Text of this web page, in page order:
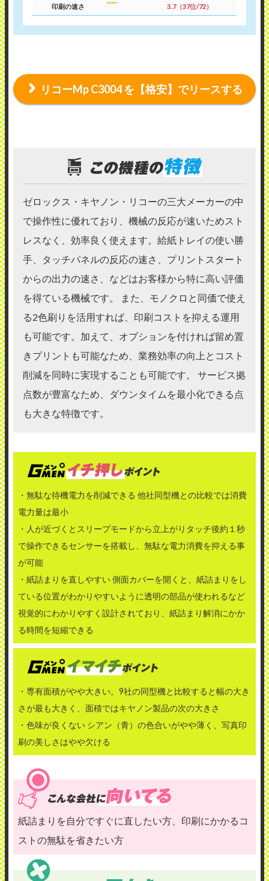
印刷の速さ 3.7（37位/72）
リコーMp C3004 を【格安】でリースする
ゼロックス・キヤノン・リコーの三大メーカーの中
で操作性に優れており、機械の反応が速いためスト
レスなく、効率良く使えます。給紙トレイの使い勝
手、タッチパネルの反応の速さ、プリントスタート
からの出力の速さ、などはお客様から特に高い評価
を得ている機械です。 また、モノクロと同価で使え
る2色刷りを活用すれば、印刷コストを抑える運用
も可能です。加えて、オプションを付ければ留め置
きプリントも可能なため、業務効率の向上とコスト
削減を同時に実現することも可能です。 サービス拠
点数が豊富なため、ダウンタイムを最小化できる点
も大きな特徴です。
・無駄な待機電力を削減できる 他社同型機との比較では消費
電力量は最小
・人が近づくとスリープモードから立上がりタッチ後約１秒
で操作できるセンサーを搭載し、無駄な電力消費を抑える事
が可能
・紙詰まりを直しやすい 側面カバーを開くと、紙詰まりをし
ている位置がわかりやすいように透明の部品が使われるなど
視覚的にわかりやすく設計されており、紙詰まり解消にかか
る時間を短縮できる
・専有面積がやや大きい。9社の同型機と比較すると幅の大き
さが最も大きく、面積ではキヤノン製品の次の大きさ
・色味が良くない シアン（青）の色合いがやや薄く、写真印
刷の美しさはやや欠ける
紙詰まりを自分ですぐに直したい方、印刷にかかるコ
ストの無駄を省きたい方